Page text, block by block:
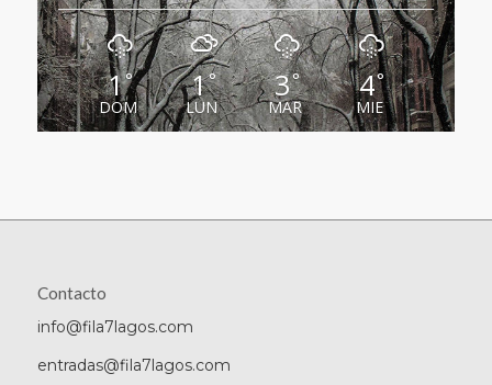
1°
DOM
1°
LUN
3°
MAR
4°
MIE
Contacto
info@fila7lagos.com
entradas@fila7lagos.com